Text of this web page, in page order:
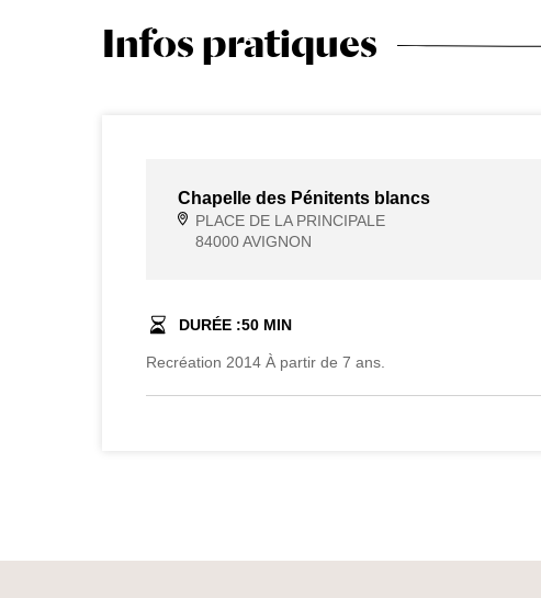
Infos pratiques
Chapelle des Pénitents blancs
PLACE DE LA PRINCIPALE
84000 AVIGNON
DURÉE :50 MIN
Recréation 2014 À partir de 7 ans.